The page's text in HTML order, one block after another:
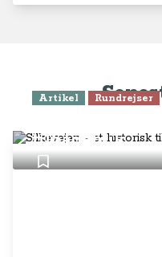
Artikel Rundrejser
tilbageblik